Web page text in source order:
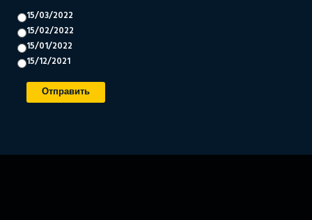
15/03/2022
15/02/2022
15/01/2022
15/12/2021